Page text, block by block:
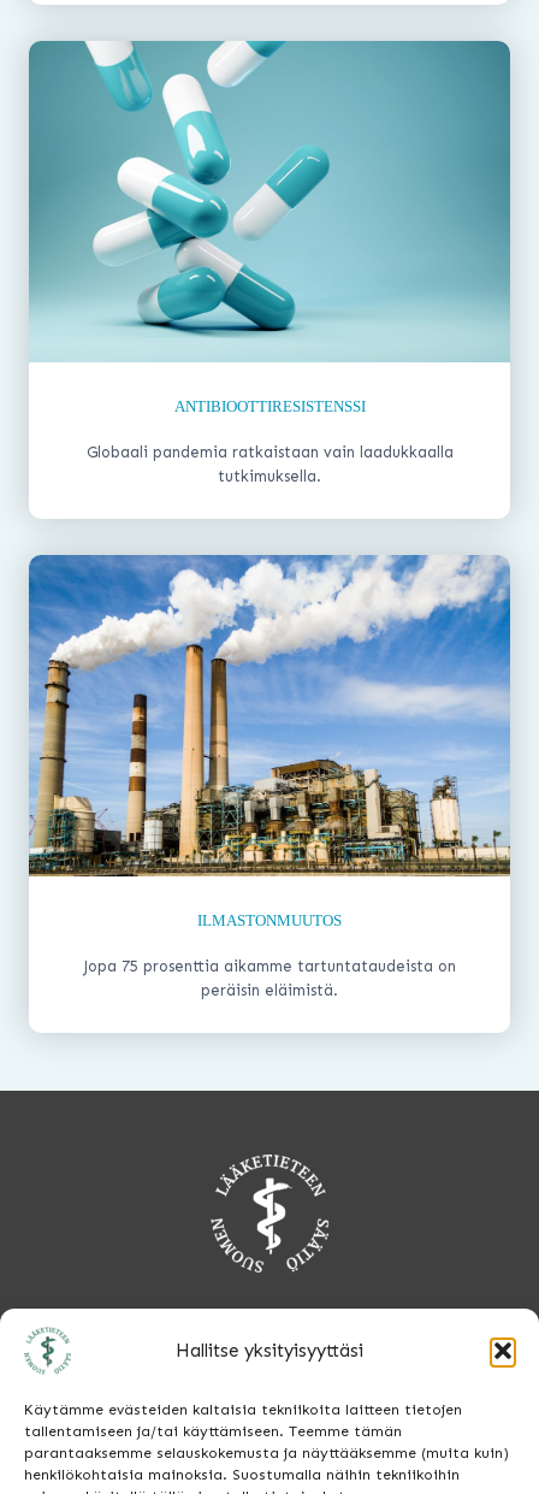
Hallitse yksityisyyttäsi
Käytämme evästeiden kaltaisia tekniikoita laitteen tietojen
tallentamiseen ja/tai käyttämiseen. Teemme tämän
parantaaksemme selauskokemusta ja näyttääksemme (muita kuin)
henkilökohtaisia mainoksia. Suostumalla näihin tekniikoihin
ANTIBIOOTTIRESISTENSSI
Globaali pandemia ratkaistaan vain laadukkaalla
tutkimuksella.
ILMASTONMUUTOS
Jopa 75 prosenttia aikamme tartuntataudeista on
peräisin eläimistä.
Etusivu
Lahjoita
Ota yhteyttä